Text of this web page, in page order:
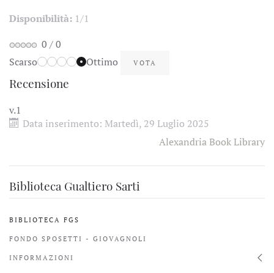
Disponibilità: 1/1
0 /0
Scarso
Ottimo
Recensione
v.1
Data inserimento: Martedì, 29 Luglio 2025
Alexandria Book Library
Biblioteca Gualtiero Sarti
BIBLIOTECA FGS
FONDO SPOSETTI - GIOVAGNOLI
INFORMAZIONI